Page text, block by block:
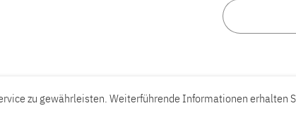
zu gewährleisten. Weiterführende Informationen erhalten